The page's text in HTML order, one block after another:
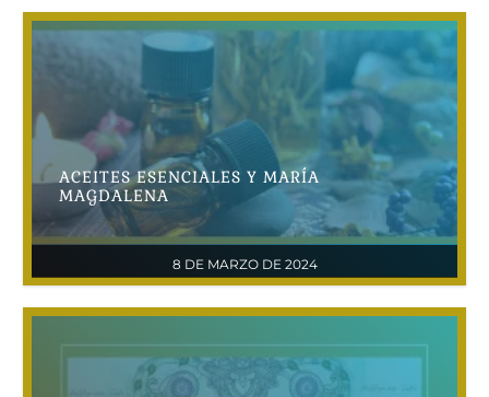
8 DE MARZO DE 2024
ACEITES ESENCIALES Y MARÍA
MAGDALENA